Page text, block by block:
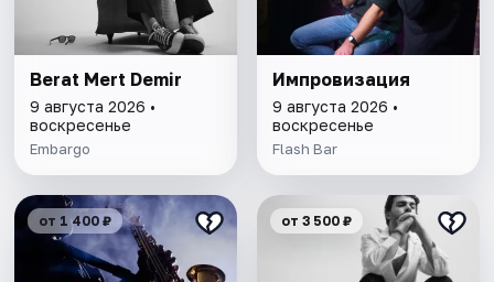
Berat Mert Demir
9 августа 2026 •
воскресенье
Embargo
Импровизация
9 августа 2026 •
воскресенье
Flash Bar
от 1 400 ₽ от 3 500 ₽